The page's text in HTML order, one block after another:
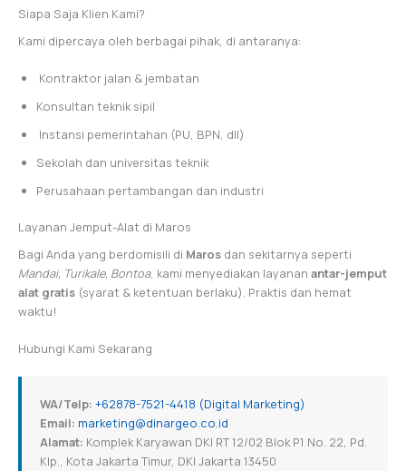
Siapa Saja Klien Kami?
Kami dipercaya oleh berbagai pihak, di antaranya:
️ Kontraktor jalan & jembatan
Konsultan teknik sipil
️ Instansi pemerintahan (PU, BPN, dll)
Sekolah dan universitas teknik
Perusahaan pertambangan dan industri
Layanan Jemput-Alat di Maros
Bagi Anda yang berdomisili di Maros dan sekitarnya seperti
Mandai, Turikale, Bontoa, kami menyediakan layanan antar-jemput
alat gratis (syarat & ketentuan berlaku). Praktis dan hemat
waktu!
Hubungi Kami Sekarang
WA/Telp: +62878-7521-4418 (Digital Marketing)
Email: marketing@dinargeo.co.id
Alamat: Komplek Karyawan DKI RT 12/02 Blok P1 No. 22, Pd.
Klp., Kota Jakarta Timur, DKI Jakarta 13450